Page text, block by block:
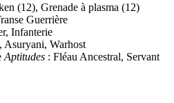
(12), Grenade à plasma (12)
Guerrière
Infanterie
Asuryani, Warhost
Aptitudes : Fléau Ancestral, Servant